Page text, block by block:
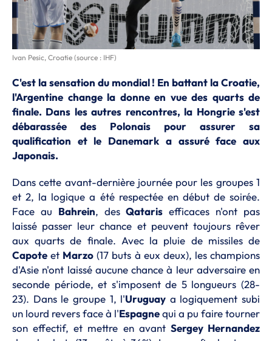
Ivan Pesic, Croatie (source : IHF)
C'est la sensation du mondial ! En battant la Croatie,
l'Argentine change la donne en vue des quarts de
finale. Dans les autres rencontres, la Hongrie s'est
débarassée des Polonais pour assurer sa
qualification et le Danemark a assuré face aux
Japonais.
Dans cette avant-dernière journée pour les groupes 1
et 2, la logique a été respectée en début de soirée.
Face au Bahrein, desQataris efficaces n'ont pas
laissé passer leur chance et peuvent toujours rêver
aux quarts de finale. Avec la pluie de missiles de
Capote et Marzo (17 buts à eux deux), les champions
d'Asie n'ont laissé aucune chance à leur adversaire en
seconde période, et s'imposent de 5 longueurs (28-
23). Dans le groupe 1, l'Uruguay a logiquement subi
un lourd revers face à l'Espagnequi a pu faire tourner
son effectif, et mettre en avant Sergey Hernandez